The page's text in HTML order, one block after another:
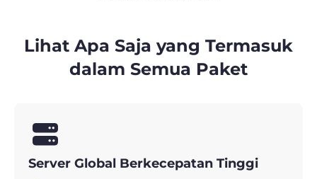
Lihat Apa Saja yang Termasuk
dalam Semua Paket
Server Global Berkecepatan Tinggi